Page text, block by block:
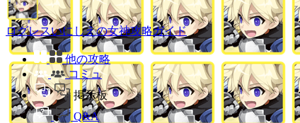
ログレスいにしえの女神攻略ガイド
他の攻略
コミュ
掲示板
Q&A